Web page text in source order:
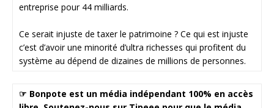
entreprise pour 44 milliards.
Ce serait injuste de taxer le patrimoine ? Ce qui est injuste
c’est d’avoir une minorité d’ultra richesses qui profitent du
système au dépend de dizaines de millions de personnes.
☞ Bonpote est un média indépendant 100% en accès